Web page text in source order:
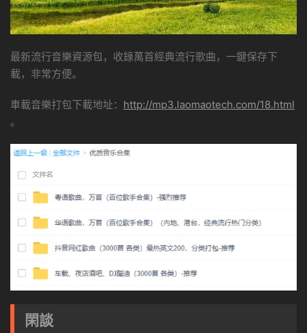
最新流行音樂資源包，收錄萬首經典流行歌曲，一鍵保存下
載，非常方便。
車載音樂打包下載地址： http://mp3.laomaotech.com/18.html
。
閑談